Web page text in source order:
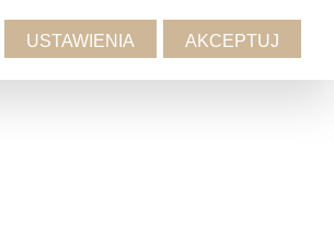
USTAWIENIA AKCEPTUJ